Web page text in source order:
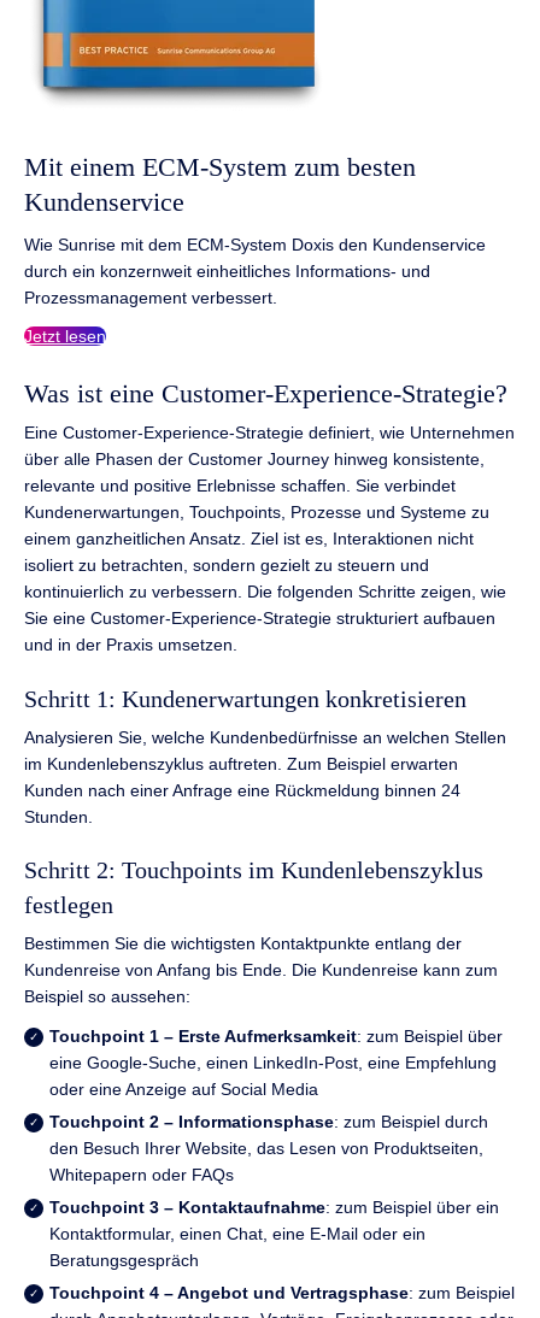
Mit einem ECM-System zum besten
Kundenservice
Wie Sunrise mit dem ECM-System Doxis den Kundenservice
durch ein konzernweit einheitliches Informations- und
Prozessmanagement verbessert.
Jetzt lesen
Was ist eine Customer-Experience-Strategie?
Eine Customer-Experience-Strategie definiert, wie Unternehmen
über alle Phasen der Customer Journey hinweg konsistente,
relevante und positive Erlebnisse schaffen. Sie verbindet
Kundenerwartungen, Touchpoints, Prozesse und Systeme zu
einem ganzheitlichen Ansatz. Ziel ist es, Interaktionen nicht
isoliert zu betrachten, sondern gezielt zu steuern und
kontinuierlich zu verbessern. Die folgenden Schritte zeigen, wie
Sie eine Customer-Experience-Strategie strukturiert aufbauen
und in der Praxis umsetzen.
Schritt 1: Kundenerwartungen konkretisieren
Analysieren Sie, welche Kundenbedürfnisse an welchen Stellen
im Kundenlebenszyklus auftreten. Zum Beispiel erwarten
Kunden nach einer Anfrage eine Rückmeldung binnen 24
Stunden.
Schritt 2: Touchpoints im Kundenlebenszyklus
festlegen
Bestimmen Sie die wichtigsten Kontaktpunkte entlang der
Kundenreise von Anfang bis Ende. Die Kundenreise kann zum
Beispiel so aussehen:
Touchpoint 1 – Erste Aufmerksamkeit: zum Beispiel über
eine Google-Suche, einen LinkedIn-Post, eine Empfehlung
oder eine Anzeige auf Social Media
Touchpoint 2 – Informationsphase: zum Beispiel durch
den Besuch Ihrer Website, das Lesen von Produktseiten,
Whitepapern oder FAQs
Touchpoint 3 – Kontaktaufnahme: zum Beispiel über ein
Kontaktformular, einen Chat, eine E-Mail oder ein
Beratungsgespräch
Touchpoint 4 – Angebot und Vertragsphase: zum Beispiel